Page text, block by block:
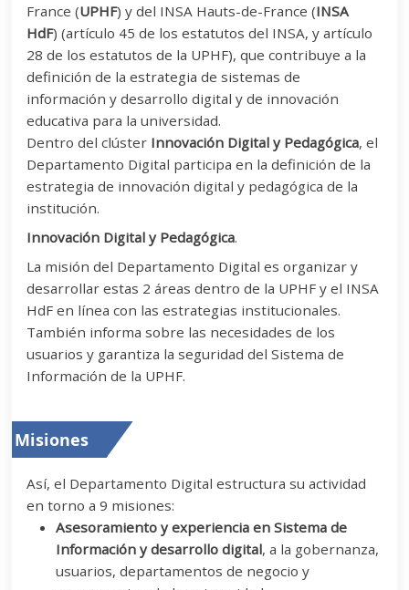
France (UPHF) y del INSA Hauts-de-France (INSA
HdF) (artículo 45 de los estatutos del INSA, y artículo
28 de los estatutos de la UPHF), que contribuye a la
definición de la estrategia de sistemas de
información y desarrollo digital y de innovación
educativa para la universidad.
Dentro del clúster Innovación Digital y Pedagógica, el
Departamento Digital participa en la definición de la
estrategia de innovación digital y pedagógica de la
institución.
Innovación Digital y Pedagógica.
La misión del Departamento Digital es organizar y
desarrollar estas 2 áreas dentro de la UPHF y el INSA
HdF en línea con las estrategias institucionales.
También informa sobre las necesidades de los
usuarios y garantiza la seguridad del Sistema de
Información de la UPHF.
Misiones
Así, el Departamento Digital estructura su actividad
en torno a 9 misiones:
Asesoramiento y experiencia en Sistema de
Información y desarrollo digital, a la gobernanza,
usuarios, departamentos de negocio y